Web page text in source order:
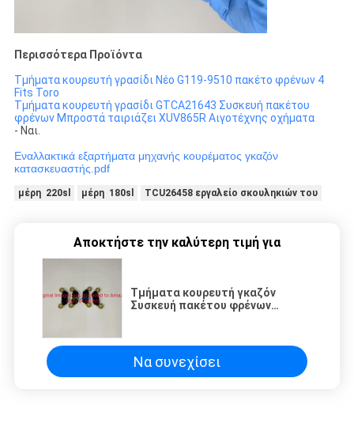
Περισσότερα Προϊόντα
Τμήματα κουρευτή γρασίδι Νέο G119-9510 πακέτο φρένων 4
Fits Toro
Τμήματα κουρευτή γρασίδι GTCA21643 Συσκευή πακέτου
φρένων Μπροστά ταιριάζει XUV865R Αιγοτέχνης οχήματα
- Ναι.
Εναλλακτικά εξαρτήματα μηχανής κουρέματος γκαζόν
κατασκευαστής.pdf
μέρη 220sl μέρη 180sl TCU26458 εργαλείο σκουληκιών του
Αποκτήστε την καλύτερη τιμή για
Τμήματα κουρευτή γκαζόν
Συσκευή πακέτου φρένων
Να συνεχίσει